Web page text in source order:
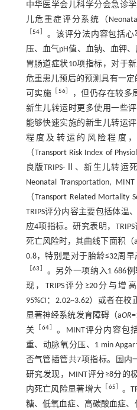
中华医学会儿科学分会急诊
儿危重症评分系统（Neonatal
［54
。该评分法内容包括
压、血气pH值、血钠、血钾
胃肠道症状10项指标，对于
危重患儿预后的预测具有一定
可实施
56］ ，但仍存在较多
新生儿转运时更多使用一些
能够快速实施的新生儿转运
程度及转运的风险程度
（Transport Risk Index of
良版TRIPS-Ⅱ、新生儿转运
Neonatal Transportation,
（Transport Related Mortality
TRIPS评分内容主要包括体温
应4项指标。研究表明，
死亡风险时，其曲线下面积（
0.8，特别是对于胎龄≤32周
［63
。另外一项纳入1 686
现，TRIPS评分≥20分与增
95%CI ：2.02~3.62）或者在校
显著神经系统发育障碍（aOR
关 ［64
。MINT评分内容包
重、动脉氧分压、1 min
否气管插管共7项指标。国内
研究发现，MINT评分≥8分的
内死亡风险显著增大
65
。
糖、低氧血症、高碳酸血症